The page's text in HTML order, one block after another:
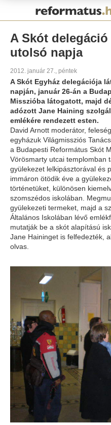
A Skót
utolsó napja
2012. január 27., péntek
A Skót Egyház delegációja
napján, január 26-án a
Misszióba látogatott, majd
adózott Jane Haining
emlékére rendezett esten.
David Arnott moderátor,
egyházuk Világmissziós
a Budapesti Református Skót
Vörösmarty utcai templomban
gyülekezet lelkipásztorával és
immáron ötödik éve a
történetüket, különösen
szomszédos iskolában.
gyülekezeti termeket, majd a
Általános Iskolában lévő
mutatják be a skót alapítású
Jane Haininget is felfedezték,
olvas.